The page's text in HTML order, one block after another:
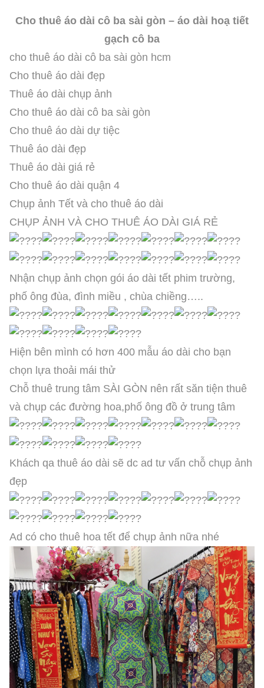
Cho thuê áo dài cô ba sài gòn – áo dài hoạ tiết
gạch cô ba
cho thuê áo dài cô ba sài gòn hcm
Cho thuê áo dài đẹp
Thuê áo dài chụp ảnh
Cho thuê áo dài cô ba sài gòn
Cho thuê áo dài dự tiệc
Thuê áo dài đẹp
Thuê áo dài giá rẻ
Cho thuê áo dài quận 4
Chụp ảnh Tết và cho thuê áo dài
CHỤP ẢNH VÀ CHO THUÊ ÁO DÀI GIÁ RẺ
Nhận chụp ảnh chọn gói áo dài tết phim trường,
phố ông đùa, đình miều , chùa chiềng…..
Hiện bên mình có hơn 400 mẫu áo dài cho bạn
chọn lựa thoải mái thử
Chỗ thuê trung tâm SÀI GÒN nên rất săn tiện thuê
và chụp các đường hoa,phố ông đồ ở trung tâm
Khách qa thuê áo dài sẽ dc ad tư vấn chỗ chụp ảnh
đẹp
Ad có cho thuê hoa tết để chụp ảnh nữa nhé